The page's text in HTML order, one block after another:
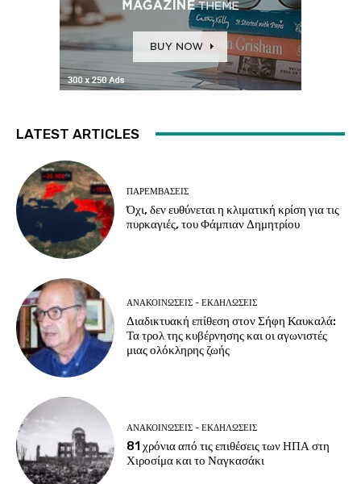
LATEST ARTICLES
ΠΑΡΕΜΒΑΣΕΙΣ
Όχι, δεν ευθύνεται η κλιματική κρίση για τις
πυρκαγιές, του Φάμπιαν Δημητρίου
ΑΝΑΚΟΙΝΩΣΕΙΣ - ΕΚΔΗΛΩΣΕΙΣ
Διαδικτυακή επίθεση στον Σήφη Καυκαλά:
Τα τρολ της κυβέρνησης και οι αγωνιστές
μιας ολόκληρης ζωής
ΑΝΑΚΟΙΝΩΣΕΙΣ - ΕΚΔΗΛΩΣΕΙΣ
81 χρόνια από τις επιθέσεις των ΗΠΑ στη
Χιροσίμα και το Ναγκασάκι